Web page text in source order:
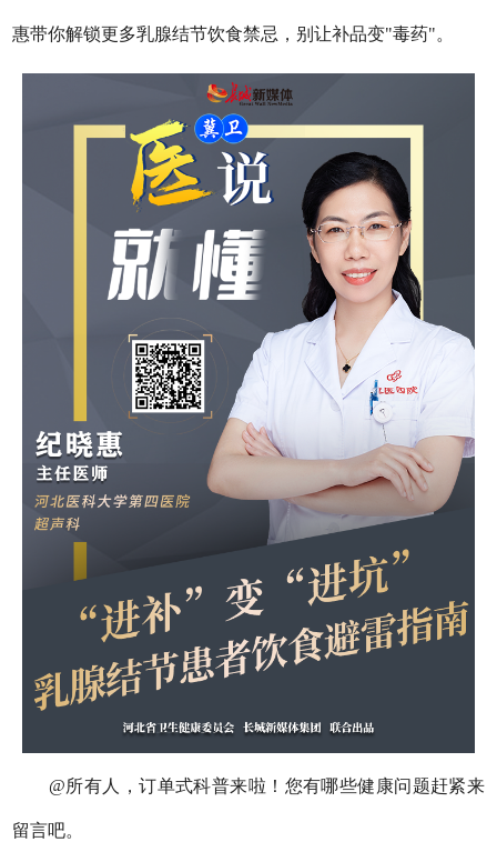
惠带你解锁更多乳腺结节饮食禁忌，别让补品变"毒药"。
@所有人，订单式科普来啦！您有哪些健康问题赶紧来
留言吧。